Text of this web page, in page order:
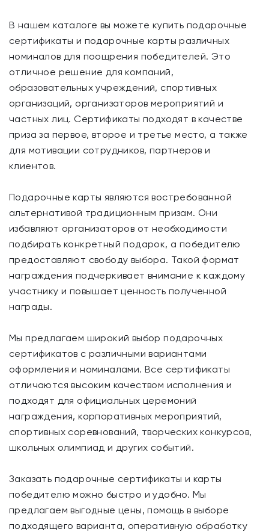
В нашем каталоге вы можете купить подарочные
сертификаты и подарочные карты различных
номиналов для поощрения победителей. Это
отличное решение для компаний,
образовательных учреждений, спортивных
организаций, организаторов мероприятий и
частных лиц. Сертификаты подходят в качестве
приза за первое, второе и третье место, а также
для мотивации сотрудников, партнеров и
клиентов.
Подарочные карты являются востребованной
альтернативой традиционным призам. Они
избавляют организаторов от необходимости
подбирать конкретный подарок, а победителю
предоставляют свободу выбора. Такой формат
награждения подчеркивает внимание к каждому
участнику и повышает ценность полученной
награды.
Мы предлагаем широкий выбор подарочных
сертификатов с различными вариантами
оформления и номиналами. Все сертификаты
отличаются высоким качеством исполнения и
подходят для официальных церемоний
награждения, корпоративных мероприятий,
спортивных соревнований, творческих конкурсов,
школьных олимпиад и других событий.
Заказать подарочные сертификаты и карты
победителю можно быстро и удобно. Мы
предлагаем выгодные цены, помощь в выборе
подходящего варианта, оперативную обработку